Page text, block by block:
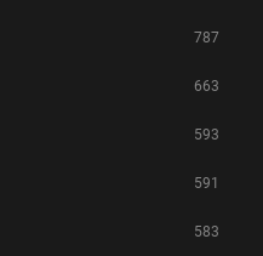
787
663
593
591
583